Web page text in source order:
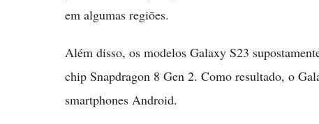
em algumas regiões.
Além disso, os modelos Galaxy S23
chip Snapdragon 8 Gen 2. Como resultado, o
smartphones Android.